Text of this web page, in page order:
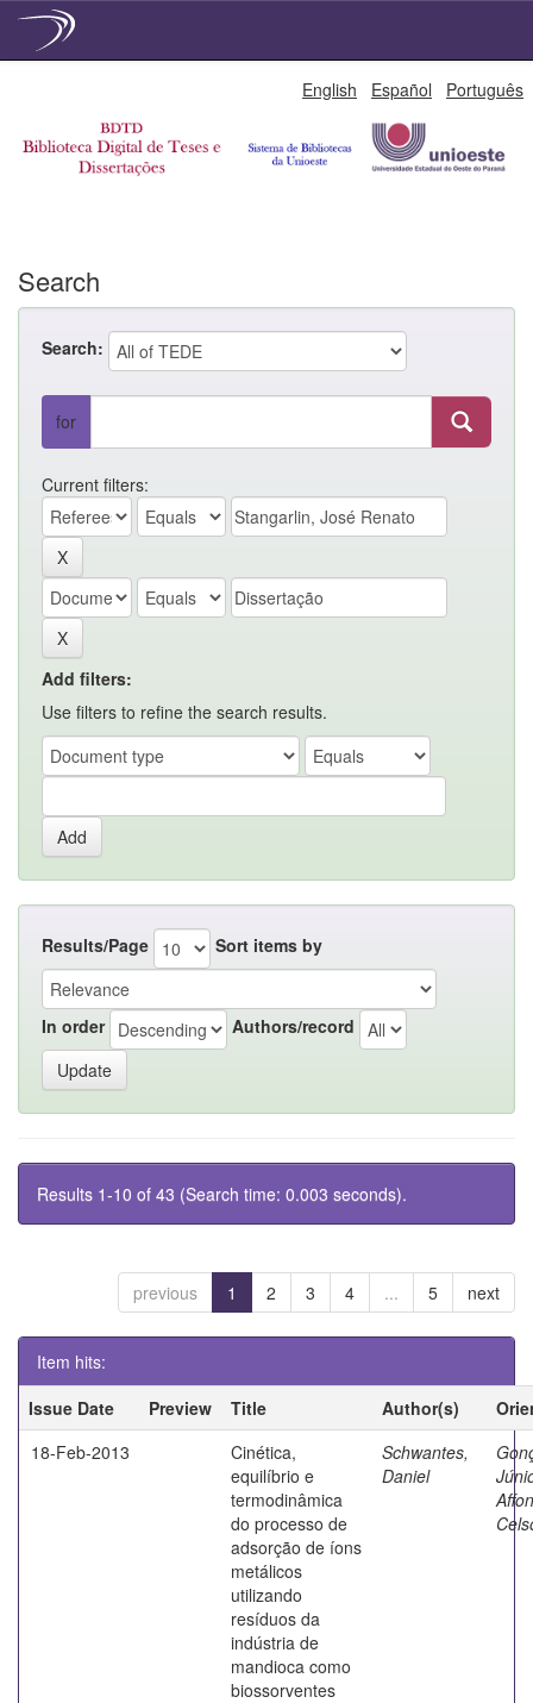
English Español Português
Search
Search:
for
Current filters:
Add filters:
Use filters to refine the search results.
Results/Page Sort items by
In order Authors/record
Results 1-10 of 43 (Search time: 0.003 seconds).
previous 1 2 3 4 ... 5 next
Item hits:
Issue Date
Preview Title Author(s)
18-Feb-2013
Cinética,
equilíbrio e
termodinâmica
do processo de
adsorção de íons
metálicos
utilizando
resíduos da
indústria de
mandioca como
biossorventes
Schwantes,
Daniel